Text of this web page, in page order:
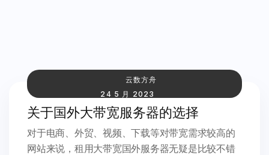
云数方舟
24 5 月 2023
关于国外大带宽服务器的选择
对于电商、外贸、视频、下载等对带宽需求较高的
网站来说，租用大带宽国外服务器无疑是比较不错